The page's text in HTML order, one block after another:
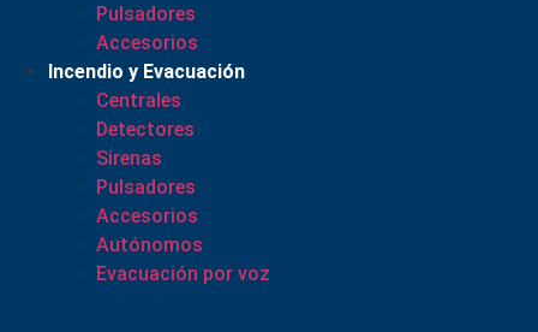
Pulsadores
Accesorios
Incendio y Evacuación
Centrales
Detectores
Sirenas
Pulsadores
Accesorios
Autónomos
Evacuación por voz